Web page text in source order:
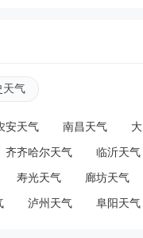
天气
安天气 南昌天气
齐齐哈尔天气 临沂天气
寿光天气 廊坊天气
泸州天气 阜阳天气